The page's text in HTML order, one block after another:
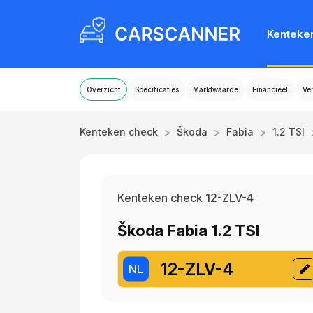
Overzicht Specificaties Marktwaarde Financieel
Kenteken check > Škoda > Fabia > 1.2 TSI
Kenteken check 12-ZLV-4
Škoda Fabia 1.2 TSI
NL 12-ZLV-4